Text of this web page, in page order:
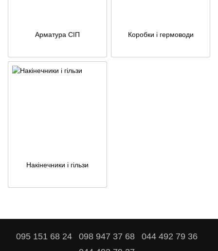
Арматура СІП Коробки і гермоводи
Накінечники і гільзи
095 151 68 24 098 947 37 68
044 492 79 36